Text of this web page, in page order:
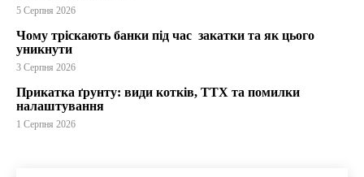
5 Серпня 2026
Чому тріскають банки під час закатки та як цього
уникнути
3 Серпня 2026
Прикатка ґрунту: види котків, ТТХ та помилки
налаштування
1 Серпня 2026